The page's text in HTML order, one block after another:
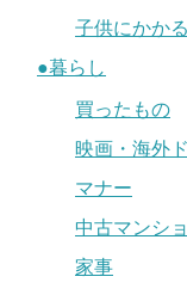
子供にかか
●暮らし
買ったもの
映画・海外
マナー
中古マンシ
家事